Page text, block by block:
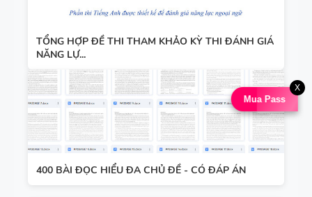
TỔNG HỢP ĐỀ THI THAM KHẢO KỲ THI ĐÁNH GIÁ
NĂNG LỰ...
400 BÀI ĐỌC HIỂU ĐA CHỦ ĐỀ - CÓ ĐÁP ÁN
Mua Pass
X